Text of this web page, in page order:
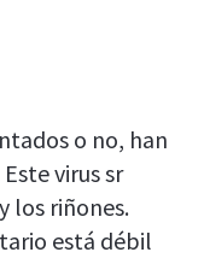
o no, han
virus sr
los riñones.
está débil